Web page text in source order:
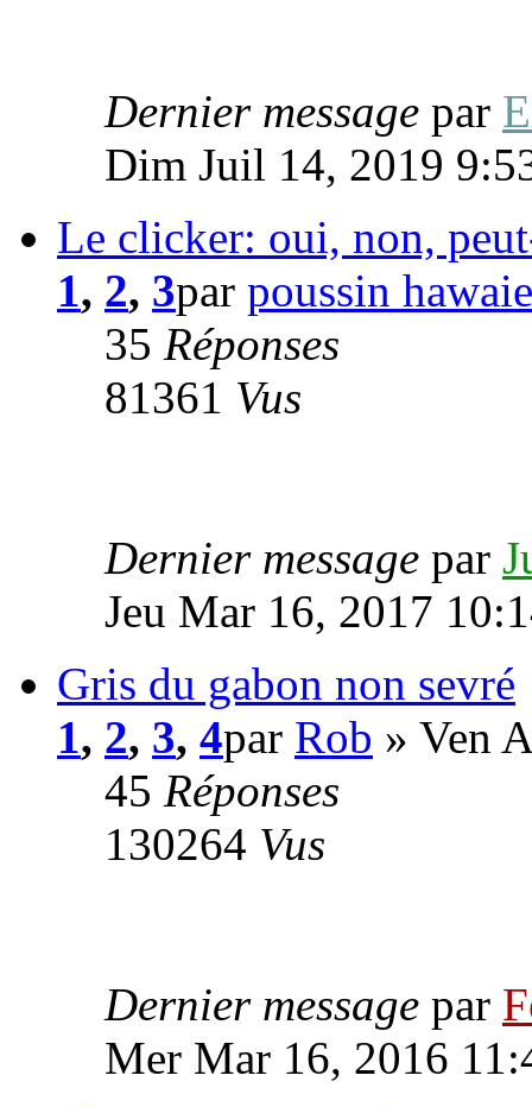
Dernier message par
Dim Juil 14, 2019
Le clicker: oui, non,
1, 2, 3par poussin
35 Réponses
81361 Vus
Dernier message par
Jeu Mar 16, 2017
Gris du gabon non sevré
1, 2, 3, 4par Rob » Ven
45 Réponses
130264 Vus
Dernier message par
Mer Mar 16, 2016